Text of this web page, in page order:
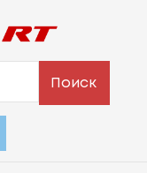
Поиск